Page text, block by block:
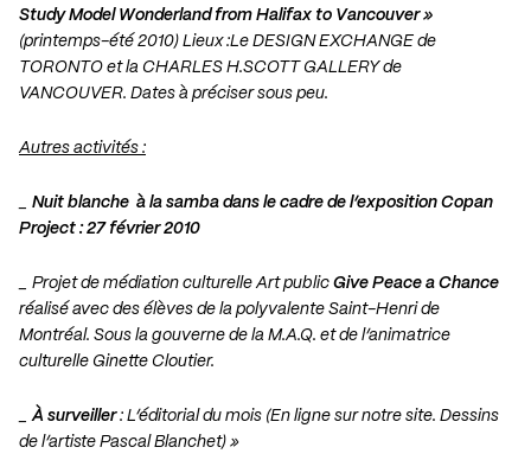
Study Model Wonderland from Halifax to Vancouver »
(printemps-été 2010) Lieux :Le DESIGN EXCHANGE de
TORONTO et la CHARLES H.SCOTT GALLERY de
VANCOUVER. Dates à préciser sous peu.
Autres activités :
Nuit blanche à la samba dans le cadre de l’exposition Copan
Project : 27 février 2010
_ Projet de médiation culturelle Art public Give Peace a Chance
réalisé avec des élèves de la polyvalente Saint-Henri de
Montréal. Sous la gouverne de la M.A.Q. et de l’animatrice
culturelle Ginette Cloutier.
_À surveiller: L’éditorial du mois (En ligne sur notre site. Dessins
de l’artiste Pascal Blanchet) »